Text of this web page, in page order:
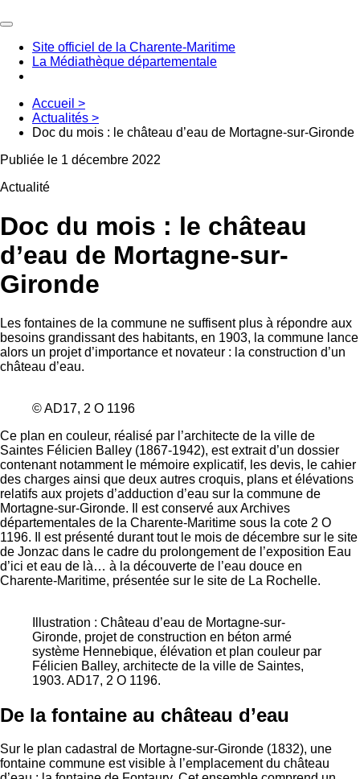
Site officiel de la Charente-Maritime
La Médiathèque départementale
Accueil >
Actualités >
Doc du mois : le château d’eau de Mortagne-sur-Gironde
Publiée le 1 décembre 2022
Actualité
Doc du mois : le château
d’eau de Mortagne-sur-
Gironde
Les fontaines de la commune ne suffisent plus à répondre aux
besoins grandissant des habitants, en 1903, la commune lance
alors un projet d’importance et novateur : la construction d’un
château d’eau.
© AD17, 2 O 1196
Ce plan en couleur, réalisé par l’architecte de la ville de
Saintes Félicien Balley (1867-1942), est extrait d’un dossier
contenant notamment le mémoire explicatif, les devis, le cahier
des charges ainsi que deux autres croquis, plans et élévations
relatifs aux projets d’adduction d’eau sur la commune de
Mortagne-sur-Gironde. Il est conservé aux Archives
départementales de la Charente-Maritime sous la cote 2 O
1196. Il est présenté durant tout le mois de décembre sur le site
de Jonzac dans le cadre du prolongement de l’exposition Eau
d’ici et eau de là… à la découverte de l’eau douce en
Charente-Maritime, présentée sur le site de La Rochelle.
Illustration : Château d’eau de Mortagne-sur-
Gironde, projet de construction en béton armé
système Hennebique, élévation et plan couleur par
Félicien Balley, architecte de la ville de Saintes,
1903. AD17, 2 O 1196.
De la fontaine au château d’eau
Sur le plan cadastral de Mortagne-sur-Gironde (1832), une
fontaine commune est visible à l’emplacement du château